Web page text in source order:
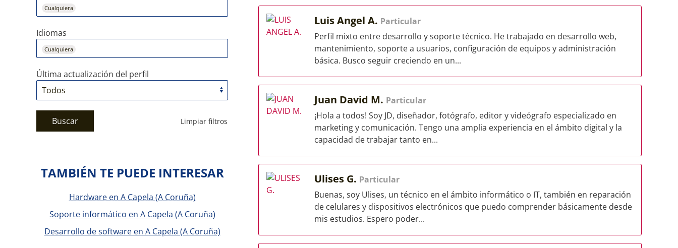
Cualquiera
Idiomas
Cualquiera
Última actualización del perfil
Buscar Limpiar filtros
Luis Angel A. Particular
Perfil mixto entre desarrollo y soporte técnico. He trabajado en desarrollo web,
mantenimiento, soporte a usuarios, configuración de equipos y administración
básica. Busco seguir creciendo en un...
Juan David M. Particular
¡Hola a todos! Soy JD, diseñador, fotógrafo, editor y videógrafo especializado en
marketing y comunicación. Tengo una amplia experiencia en el ámbito digital y la
capacidad de trabajar tanto en...
Ulises G. Particular
Buenas, soy Ulises, un técnico en el ámbito informático o IT, también en reparación
de celulares y dispositivos electrónicos que puedo comprender básicamente desde
mis estudios. Espero poder...
TAMBIÉN TE PUEDE INTERESAR
Hardware en A Capela (A Coruña)
Soporte informático en A Capela (A Coruña)
Desarrollo de software en A Capela (A Coruña)